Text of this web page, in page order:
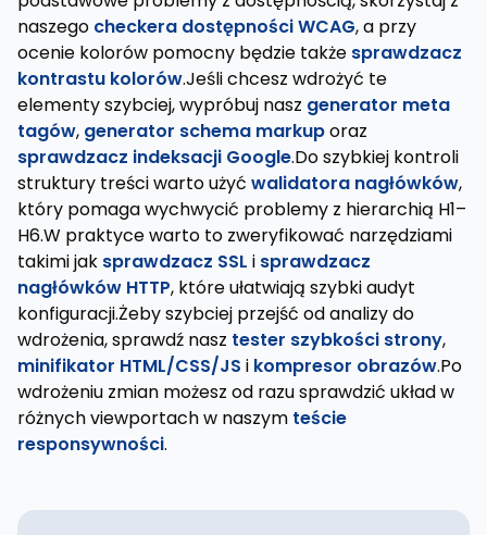
naszego checkera dostępności WCAG, a przy
ocenie kolorów pomocny będzie także sprawdzacz
kontrastu kolorów.Jeśli chcesz wdrożyć te
elementy szybciej, wypróbuj nasz generator meta
tagów, generator schema markuporaz
sprawdzacz indeksacji Google.Do szybkiej kontroli
struktury treści warto użyć walidatora nagłówków,
który pomaga wychwycić problemy z hierarchią H1–
H6.W praktyce warto to zweryfikować narzędziami
takimi jak sprawdzacz SSL i sprawdzacz
nagłówków HTTP, które ułatwiają szybki audyt
konfiguracji.Żeby szybciej przejść od analizy do
wdrożenia, sprawdź nasz tester szybkości strony,
minifikator HTML/CSS/JS i kompresor obrazów.Po
wdrożeniu zmian możesz od razu sprawdzić układ w
różnych viewportach w naszym teście
responsywności.